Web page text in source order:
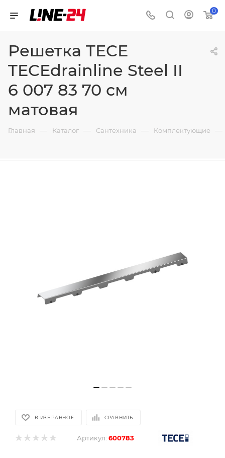
0
Решетка TECE
TECEdrainline Steel II
6 007 83 70 см
матовая
Главная — Каталог — Сантехника — Комплектующие —
В ИЗБРАННОЕ СРАВНИТЬ
Артикул: 600783